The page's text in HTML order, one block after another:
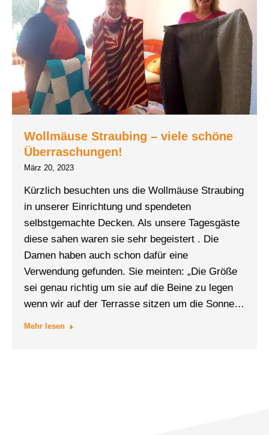
Wollmäuse Straubing – viele schöne
Überraschungen!
März 20, 2023
Kürzlich besuchten uns die Wollmäuse Straubing
in unserer Einrichtung und spendeten
selbstgemachte Decken. Als unsere Tagesgäste
diese sahen waren sie sehr begeistert . Die
Damen haben auch schon dafür eine
Verwendung gefunden. Sie meinten: „Die Größe
sei genau richtig um sie auf die Beine zu legen
wenn wir auf der Terrasse sitzen um die Sonne…
Mehr lesen